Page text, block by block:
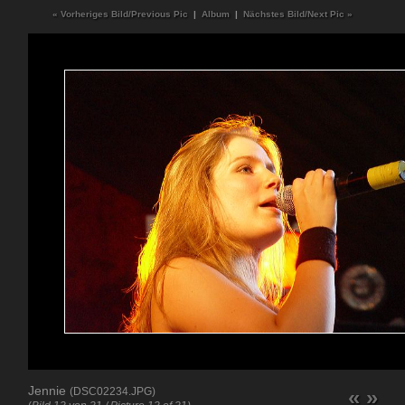
« Vorheriges Bild/Previous Pic | Album | Nächstes Bild/Next Pic »
Jennie (DSC02234.JPG)
« »